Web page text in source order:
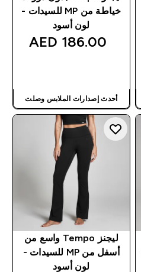
خياطة من MP للسيدات -
لون أسود
186.00 AED‎
أحدث إصدارات الملابس وصلت
ليجنز Tempo واسع من
أسفل من MP للسيدات -
لون أسود